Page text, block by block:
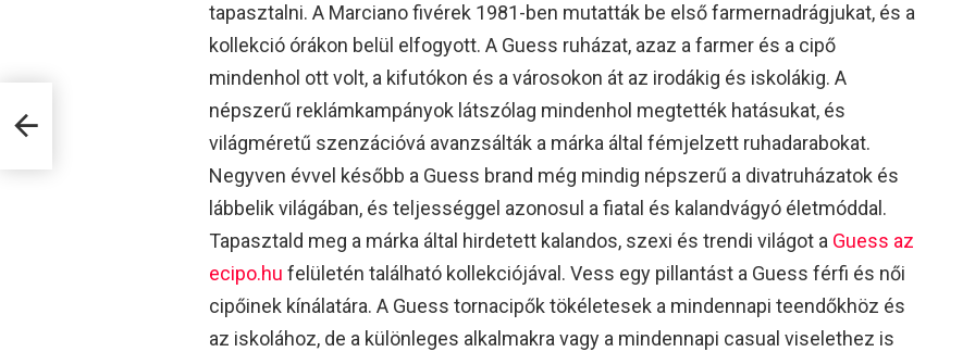
tapasztalni. A Marciano fivérek 1981-ben mutatták be első farmernadrágjukat, és a
kollekció órákon belül elfogyott. A Guess ruházat, azaz a farmer és a cipő
mindenhol ott volt, a kifutókon és a városokon át az irodákig és iskolákig. A
népszerű reklámkampányok látszólag mindenhol megtették hatásukat, és
világméretű szenzációvá avanzsálták a márka által fémjelzett ruhadarabokat.
Negyven évvel később a Guess brand még mindig népszerű a divatruházatok és
lábbelik világában, és teljességgel azonosul a fiatal és kalandvágyó életmóddal.
Tapasztald meg a márka által hirdetett kalandos, szexi és trendi világot a Guess az
ecipo.hu felületén található kollekciójával. Vess egy pillantást a Guess férfi és női
cipőinek kínálatára. A Guess tornacipők tökéletesek a mindennapi teendőkhöz és
az iskolához, de a különleges alkalmakra vagy a mindennapi casual viselethez is